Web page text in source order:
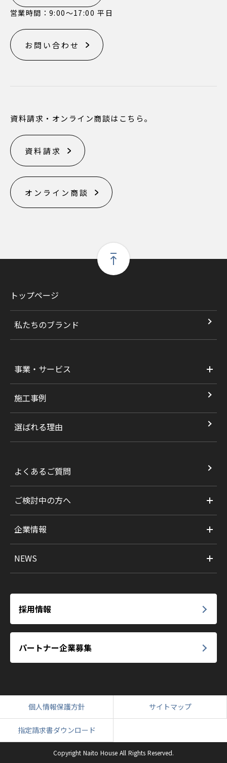
営業時間：9:00〜17:00 平日
お問い合わせ
資料請求・オンライン商談はこちら。
資料請求
オンライン商談
トップページ
私たちのブランド
事業・サービス
施工事例
選ばれる理由
よくあるご質問
ご検討中の方へ
企業情報
NEWS
採用情報
パートナー企業募集
個人情報保護方針 サイトマップ
指定請求書ダウンロード
Copyright Naito House All Rights Reserved.